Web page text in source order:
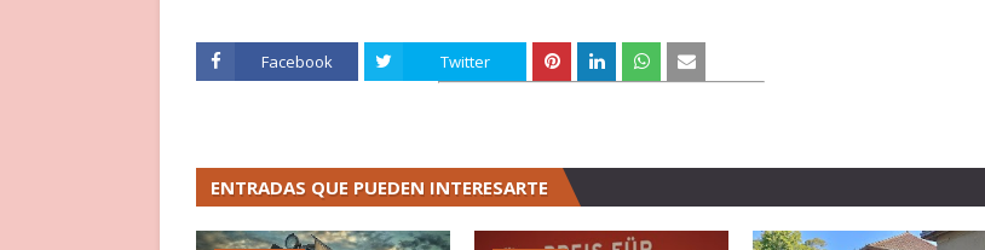
Facebook Twitter
ENTRADAS QUE PUEDEN INTERESARTE